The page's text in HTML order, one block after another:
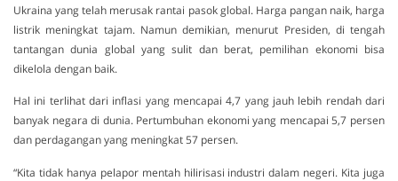
Ukraina yang telah merusak rantai pasok global. Harga pangan naik, harga
listrik meningkat tajam. Namun demikian, menurut Presiden, di tengah
tantangan dunia global yang sulit dan berat, pemilihan ekonomi bisa
dikelola dengan baik.
Hal ini terlihat dari inflasi yang mencapai 4,7 yang jauh lebih rendah dari
banyak negara di dunia. Pertumbuhan ekonomi yang mencapai 5,7 persen
dan perdagangan yang meningkat 57 persen.
“Kita tidak hanya pelapor mentah hilirisasi industri dalam negeri. Kita juga